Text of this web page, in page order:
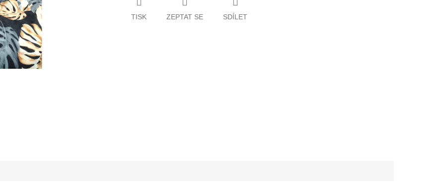
TISK ZEPTAT SE SDÍLET